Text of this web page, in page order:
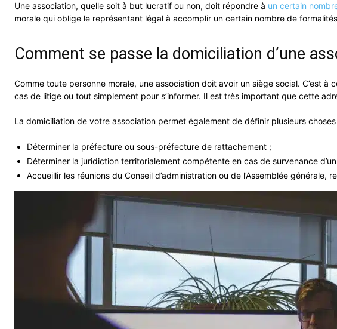
Une association, quelle soit à but lucratif ou non, doit répondre à un certain
morale qui oblige le représentant légal à accomplir un certain nombre de
Comment se passe la domiciliation d’une
Comme toute personne morale, une association doit avoir un siège social. C’est
cas de litige ou tout simplement pour s’informer. Il est très important que cette
La domiciliation de votre association permet également de définir plusieurs
Déterminer la préfecture ou sous-préfecture de rattachement ;
Déterminer la juridiction territorialement compétente en cas de survenance
Accueillir les réunions du Conseil d’administration ou de l’Assemblée